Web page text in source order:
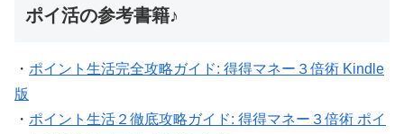
ポイ活の参考書籍♪
・ ポイント生活完全攻略ガイド: 得得マネー３倍術 Kindle
版
・ ポイント生活２徹底攻略ガイド: 得得マネー３倍術 ポイ